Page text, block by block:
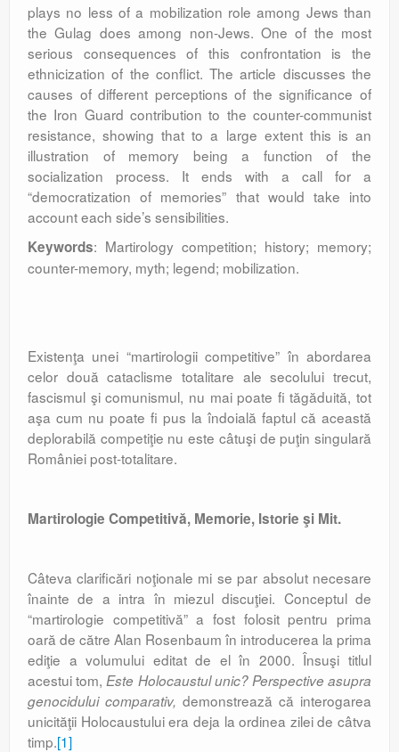
plays no less of a mobilization role among Jews than
the Gulag does among non-Jews. One of the most
serious consequences of this confrontation is the
ethnicization of the conflict. The article discusses the
causes of different perceptions of the significance of
the Iron Guard contribution to the counter-communist
resistance, showing that to a large extent this is an
illustration of memory being a function of the
socialization process. It ends with a call for a
“democratization of memories” that would take into
account each side’s sensibilities.
Keywords: Martirology competition; history; memory;
counter-memory, myth; legend; mobilization.
Existenţa unei “martirologii competitive” în abordarea
celor două cataclisme totalitare ale secolului trecut,
fascismul şi comunismul, nu mai poate fi tăgăduită, tot
aşa cum nu poate fi pus la îndoială faptul că această
deplorabilă competiţie nu este câtuşi de puţin singulară
României post-totalitare.
Martirologie Competitivă, Memorie, Istorie şi Mit.
Câteva clarificări noţionale mi se par absolut necesare
înainte de a intra în miezul discuţiei. Conceptul de
“martirologie competitivă” a fost folosit pentru prima
oară de către Alan Rosenbaum în introducerea la prima
ediţie a volumului editat de el în 2000. Însuşi titlul
acestui tom, Este Holocaustul unic? Perspective asupra
genocidului comparativ, demonstrează că interogarea
unicităţii Holocaustului era deja la ordinea zilei de câtva
timp.[1]